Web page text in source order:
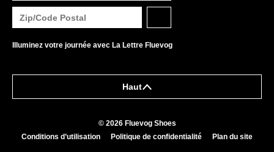
Illuminez votre journée avec La Lettre Fluevog
Haut
© 2026 Fluevog Shoes
Conditions d’utilisation
Politique de confidentialité Plan du site